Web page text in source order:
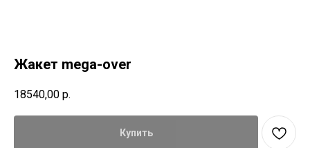
Жакет mega-over
18540,00 р.
Купить